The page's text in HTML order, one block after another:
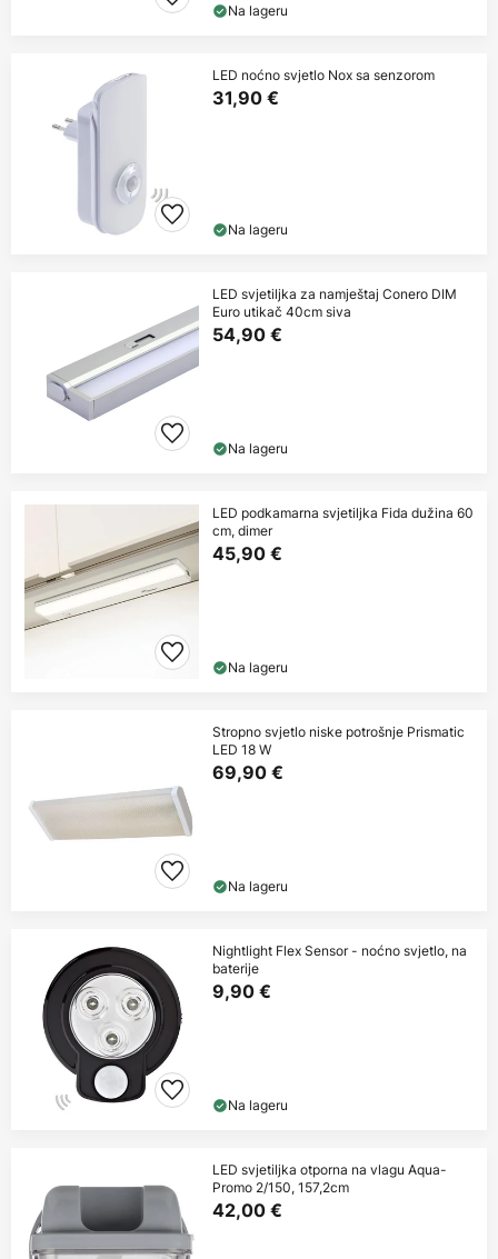
Na lageru
LED noćno svjetlo Nox sa senzorom
31,90 €
Na lageru
LED svjetiljka za namještaj Conero DIM
Euro utikač 40cm siva
54,90 €
Na lageru
LED podkamarna svjetiljka Fida dužina 60
cm, dimer
45,90 €
Na lageru
Stropno svjetlo niske potrošnje Prismatic
LED 18 W
69,90 €
Na lageru
Nightlight Flex Sensor - noćno svjetlo, na
baterije
9,90 €
Na lageru
LED svjetiljka otporna na vlagu Aqua-
Promo 2/150, 157,2cm
42,00 €